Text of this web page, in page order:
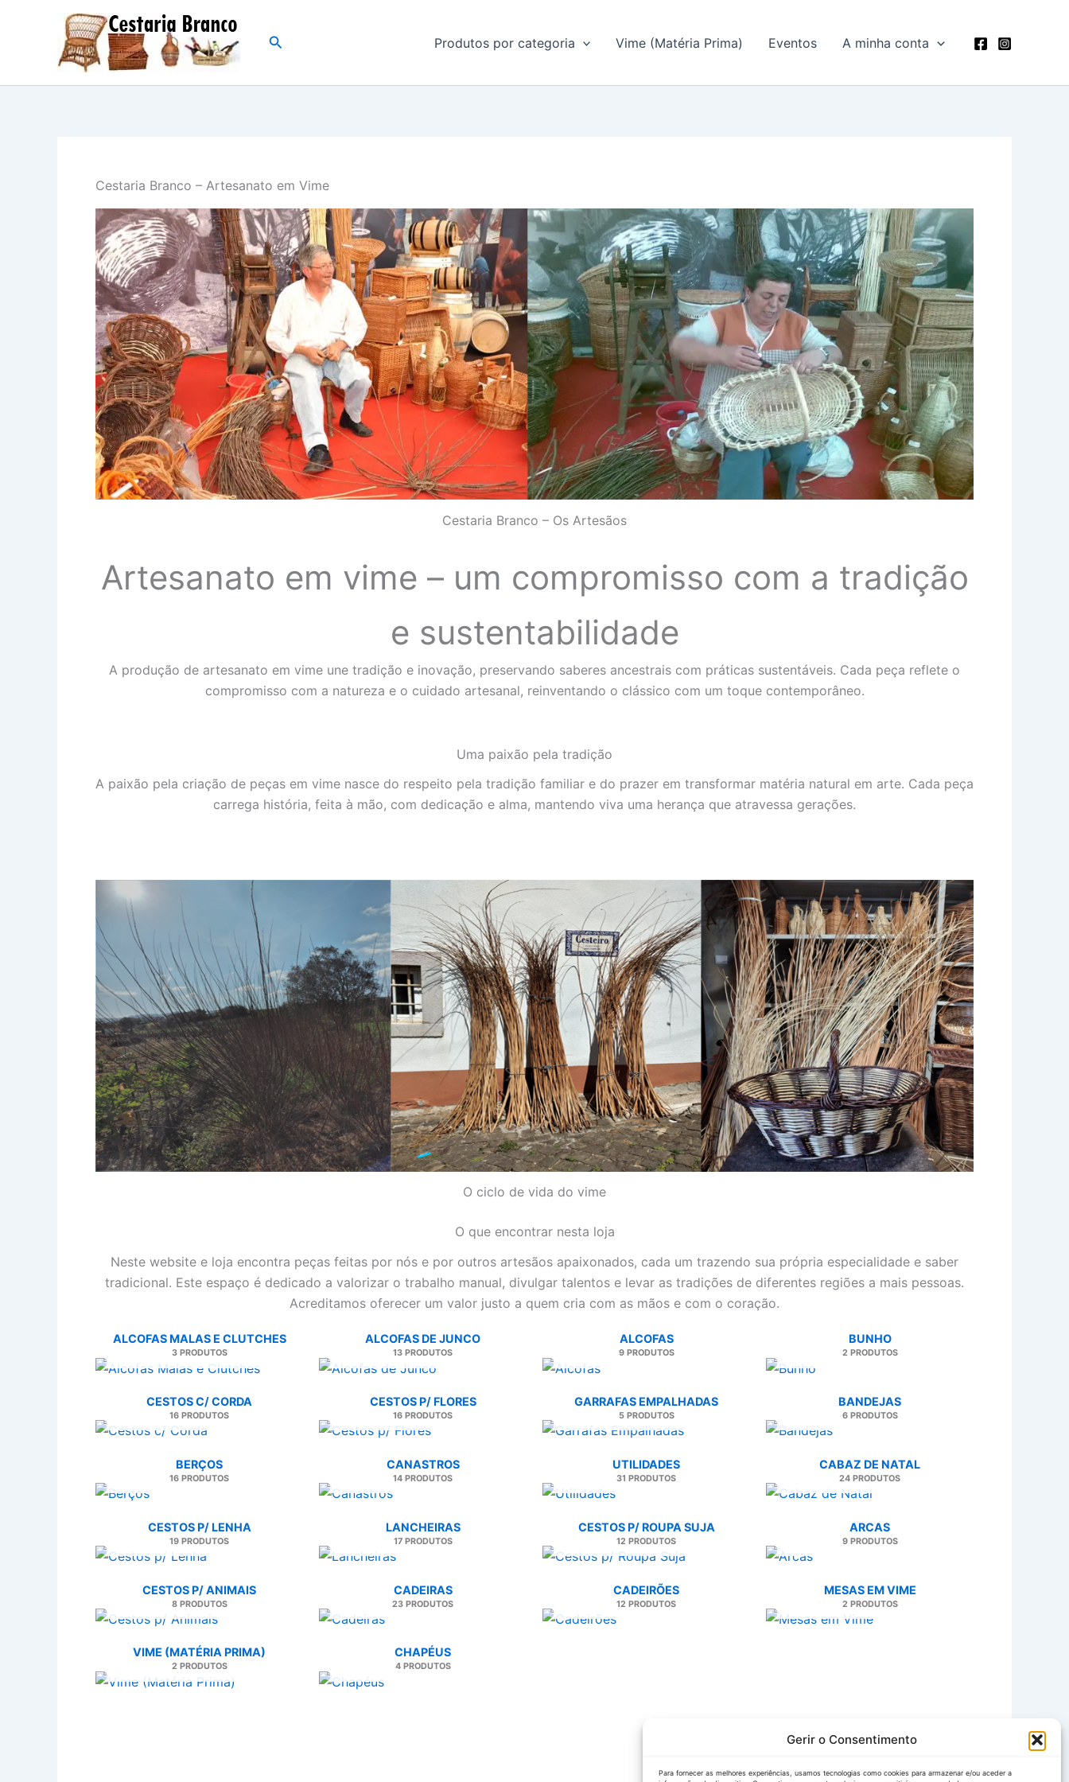
Gerir o Consentimento
Para fornecer as melhores experiências, usamos tecnologias como cookies para armazenar e/ou aceder a
Search Produtos por categoria Vime (Matéria Prima) Eventos A minha conta
Cestaria Branco – Artesanato em Vime
Cestaria Branco – Os Artesãos
Artesanato em vime – um compromisso com a tradição
e sustentabilidade
A produção de artesanato em vime une tradição e inovação, preservando saberes ancestrais com práticas sustentáveis. Cada peça reflete o
compromisso com a natureza e o cuidado artesanal, reinventando o clássico com um toque contemporâneo.
Uma paixão pela tradição
A paixão pela criação de peças em vime nasce do respeito pela tradição familiar e do prazer em transformar matéria natural em arte. Cada peça
carrega história, feita à mão, com dedicação e alma, mantendo viva uma herança que atravessa gerações.
O ciclo de vida do vime
O que encontrar nesta loja
Neste website e loja encontra peças feitas por nós e por outros artesãos apaixonados, cada um trazendo sua própria especialidade e saber
tradicional. Este espaço é dedicado a valorizar o trabalho manual, divulgar talentos e levar as tradições de diferentes regiões a mais pessoas.
Acreditamos oferecer um valor justo a quem cria com as mãos e com o coração.
ALCOFAS MALAS E CLUTCHES
3 PRODUTOS
ALCOFAS DE JUNCO
13 PRODUTOS
ALCOFAS
9 PRODUTOS
BUNHO
2 PRODUTOS
CESTOS C/ CORDA
16 PRODUTOS
CESTOS P/ FLORES
16 PRODUTOS
GARRAFAS EMPALHADAS
5 PRODUTOS
BANDEJAS
6 PRODUTOS
BERÇOS
16 PRODUTOS
CANASTROS
14 PRODUTOS
UTILIDADES
31 PRODUTOS
CABAZ DE NATAL
24 PRODUTOS
CESTOS P/ LENHA
19 PRODUTOS
LANCHEIRAS
17 PRODUTOS
CESTOS P/ ROUPA SUJA
12 PRODUTOS
ARCAS
9 PRODUTOS
CESTOS P/ ANIMAIS
8 PRODUTOS
CADEIRAS
23 PRODUTOS
CADEIRÕES
12 PRODUTOS
MESAS EM VIME
2 PRODUTOS
VIME (MATÉRIA PRIMA)
2 PRODUTOS
CHAPÉUS
4 PRODUTOS